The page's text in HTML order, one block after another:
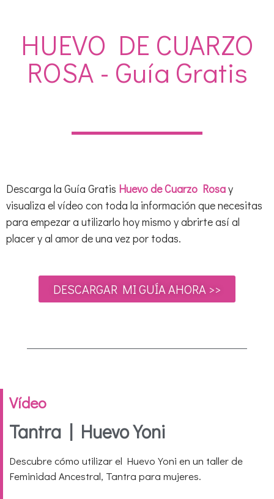
HUEVO DE CUARZO
ROSA - Guía Gratis
Descarga la Guía Gratis Huevo de Cuarzo Rosay
visualiza el vídeo con toda la información que necesitas
para empezar a utilizarlo hoy mismo y abrirte así al
placer y al amor de una vez por todas.
DESCARGAR MI GUÍA AHORA >>
Vídeo
Tantra | Huevo Yoni
Descubre cómo utilizar el Huevo Yoni en un taller de
Feminidad Ancestral, Tantra para mujeres.